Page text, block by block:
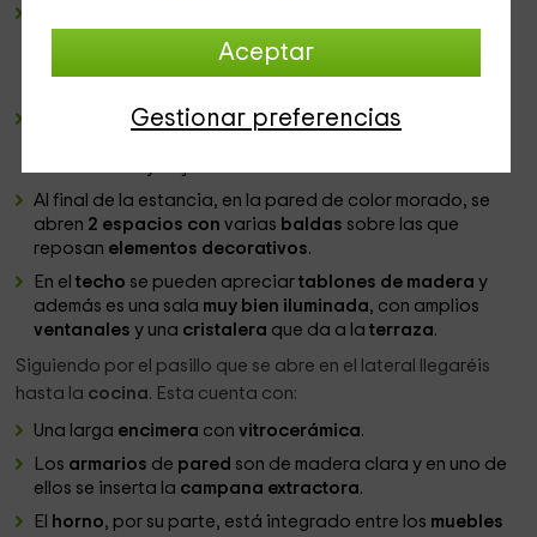
Aceptar
Gestionar preferencias
ovalada para las comidas donde pueden
8 personas. Encima de esta hay una
Al lado, pegado a la paredrecubiertade piedras
Al final de la estancia, en la pared de color morado, se
abren 2 espacios con varias baldas sobre las que
reposan elementos decorativos.
En eltecho se pueden apreciartablones de madera y
además es una sala muy bien iluminada, con amplios
ventanalesy una cristalera que da a laterraza.
Siguiendo por el pasillo que se abre en el lateral llegaréis
hasta la cocina. Esta cuenta con:
Una larga encimera convitrocerámica.
Los armarios de pared son de madera clara y en uno de
ellos se inserta la campana extractora.
El
horno, por su parte, está integrado entre los muebles